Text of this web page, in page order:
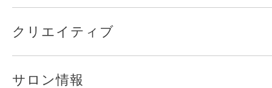
クリエイティブ
サロン情報